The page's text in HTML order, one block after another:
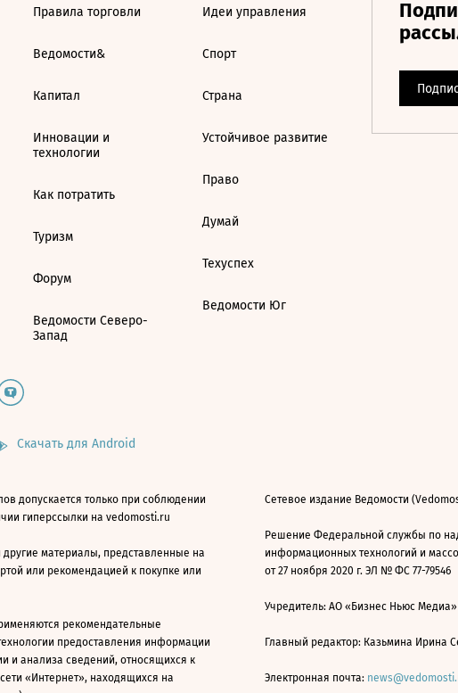
Правила торговли
Ведомости&
Капитал
Инновации и
технологии
Как потратить
Туризм
Форум
Ведомости Северо-
Запад
Идеи управления
Спорт
Страна
Устойчивое развитие
Право
Думай
Техуспех
Ведомости Юг
Скачать для Android
допускается только при соблюдении
гиперссылки на vedomosti.ru
другие материалы, представленные на
или рекомендацией к покупке или
рекомендательные
предоставления информации
и анализа сведений, относящихся к
«Интернет», находящихся на
Сетевое издание Ведомости
Решение Федеральной службы по
информационных технологий и
от 27 ноября 2020 г. ЭЛ № ФС 77-79546
Учредитель: АО «Бизнес Ньюс Медиа»
Главный редактор: Казьмина Ирина
Электронная почта: